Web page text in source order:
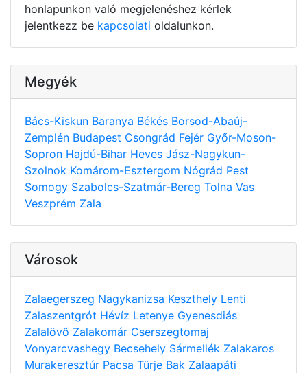
honlapunkon való megjelenéshez kérlek
jelentkezz be kapcsolati oldalunkon.
Megyék
Bács-Kiskun Baranya Békés Borsod-Abaúj-
Zemplén Budapest Csongrád Fejér Győr-Moson-
Sopron Hajdú-Bihar Heves Jász-Nagykun-
Szolnok Komárom-Esztergom Nógrád Pest
Somogy Szabolcs-Szatmár-Bereg Tolna Vas
Veszprém Zala
Városok
Zalaegerszeg Nagykanizsa Keszthely Lenti
Zalaszentgrót Hévíz Letenye Gyenesdiás
Zalalövő Zalakomár Cserszegtomaj
Vonyarcvashegy Becsehely Sármellék Zalakaros
Murakeresztúr Pacsa Türje Bak Zalaapáti